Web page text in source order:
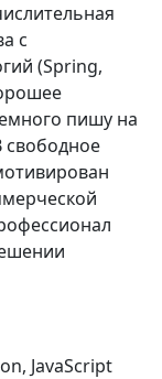
с
(Spring,
пишу на
свободное
JavaScript